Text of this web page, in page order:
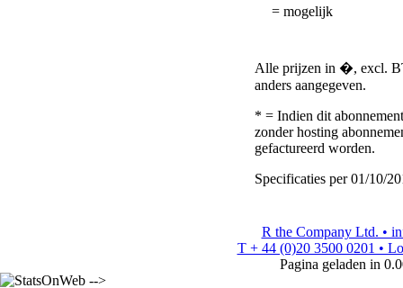
= mogelijk
Alle prijzen in �, excl.
anders aangegeven.
* = Indien dit
zonder hosting
gefactureerd worden.
Specificaties per 01/10/
R the Company Ltd. •
T + 44 (0)20 3500 0201 •
Pagina geladen in
-->